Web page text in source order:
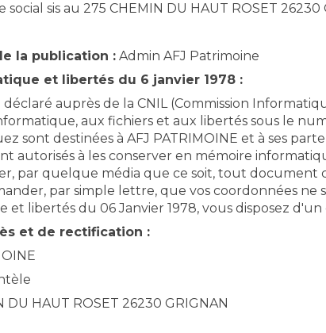
social sis au 275 CHEMIN DU HAUT ROSET 26230
la publication : Admin AFJ Patrimoine
et libertés du 6 janvier 1978 :
déclaré auprès de la CNIL (Commission
aux fichiers et aux libertés sous le
sont destinées à AFJ PATRIMOINE et à ses
autorisés à les conserver en mémoire
par quelque média que ce soit, tout
par simple lettre, que vos coordonnées ne
et libertés du 06 Janvier 1978, vous disposez
et de rectification :
DU HAUT ROSET 26230 GRIGNAN